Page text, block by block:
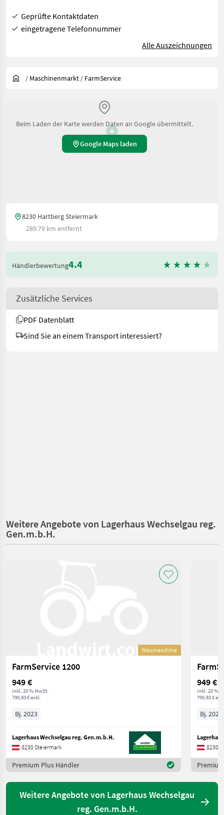
Geprüfte Kontaktdaten
eingetragene Telefonnummer
Alle Auszeichnungen
/ Maschinenmarkt / FarmService
Beim Laden der Karte werden Daten an Google übermittelt.
Google Maps laden
8230 Hartberg Steiermark
289.79 km entfernt
Händlerbewertung4.4
Zusätzliche Services
PDF Datenblatt
Sind Sie an einem Transport interessiert?
Weitere Angebote von Lagerhaus Wechselgau reg.
Gen.m.b.H.
Neumaschine
FarmService 1200
949 €
inkl. 20 % MwSt.
790,83 € exkl.
Bj. 2023
Lagerhaus Wechselgau reg. Gen.m.b.H.
8230 Steiermark
Premium Plus Händler
949 €
inkl. 20 %
790,83 €
Bj. 2023
8230
Weitere Angebote von Lagerhaus Wechselgau
reg. Gen.m.b.H.